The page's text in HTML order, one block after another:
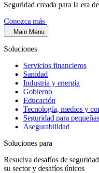
Seguridad creada para la era
Conozca más
Main Menu
Soluciones
Servicios financieros
Sanidad
Industria y energía
Gobierno
Educación
Tecnología, medios y
Seguridad para
Asegurabilidad
Soluciones para
Resuelva desafíos de
su sector y desafíos únicos